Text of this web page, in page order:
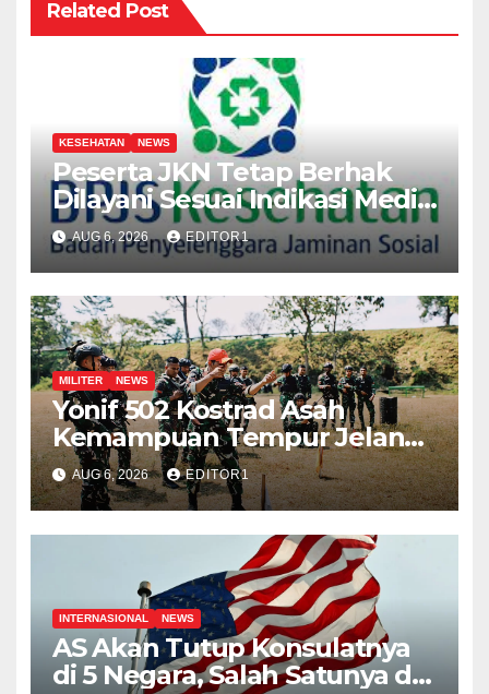
Related Post
KESEHATAN NEWS
Peserta JKN Tetap Berhak
Dilayani Sesuai Indikasi Medis
Meski Kamar Penuh
AUG 6, 2026 EDITOR1
MILITER NEWS
Yonif 502 Kostrad Asah
Kemampuan Tempur Jelang
Latma Ksatria Warrior dan
Super Garuda Shield
AUG 6, 2026 EDITOR1
INTERNASIONAL NEWS
AS Akan Tutup Konsulatnya
di 5 Negara, Salah Satunya di